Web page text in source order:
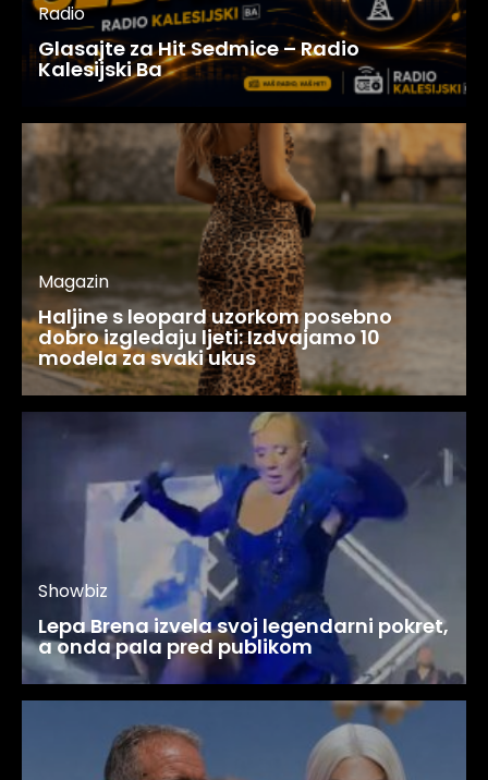
Radio
Glasajte za Hit Sedmice – Radio
Kalesijski Ba
Magazin
Haljine s leopard uzorkom posebno
dobro izgledaju ljeti: Izdvajamo 10
modela za svaki ukus
Showbiz
Lepa Brena izvela svoj legendarni pokret,
a onda pala pred publikom